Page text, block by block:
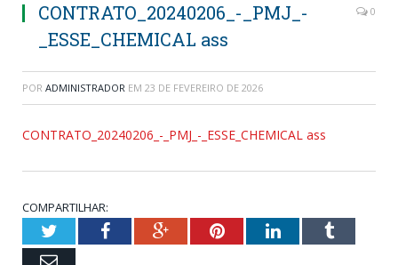
CONTRATO_20240206_-_PMJ_-
_ESSE_CHEMICAL ass
0
POR ADMINISTRADOR EM 23 DE FEVEREIRO DE 2026
CONTRATO_20240206_-_PMJ_-_ESSE_CHEMICAL ass
COMPARTILHAR:
TwitterFacebookGoogle+PinterestLinkedInTumblr
Email